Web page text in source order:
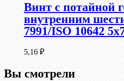
Винт с потайной
внутренним
7991/ISO 10642
5,16 ₽
Вы смотрели